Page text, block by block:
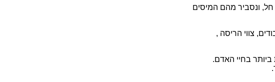
ונסביר מהם המיסים
צווי הריסה ,
בחיי האדם.